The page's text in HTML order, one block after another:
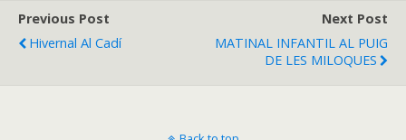
Previous Post
Hivernal Al Cadí
Next Post
MATINAL INFANTIL AL PUIG
DE LES MILOQUES